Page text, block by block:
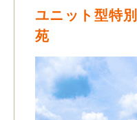
ユニット型特
苑